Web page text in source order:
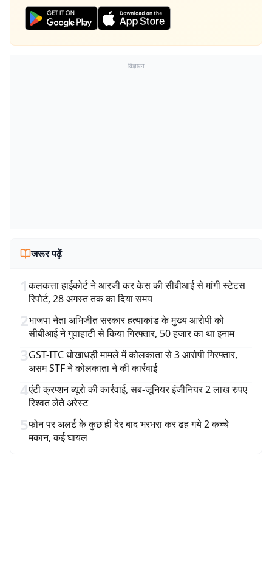
विज्ञापन
जरूर पढ़ें
1कलकत्ता हाईकोर्ट ने आरजी कर केस की सीबीआई से मांगी स्टेटस
रिपोर्ट, 28 अगस्त तक का दिया समय
2भाजपा नेता अभिजीत सरकार हत्याकांड के मुख्य आरोपी को
सीबीआई ने गुवाहाटी से किया गिरफ्तार, 50 हजार का था इनाम
3GST-ITC धोखाधड़ी मामले में कोलकाता से 3 आरोपी गिरफ्तार,
असम STF ने कोलकाता ने की कार्रवाई
4एंटी क्रप्शन ब्यूरो की कार्रवाई, सब-जूनियर इंजीनियर 2 लाख रुपए
रिश्वत लेते अरेस्ट
5फोन पर अलर्ट के कुछ ही देर बाद भरभरा कर ढह गये 2 कच्चे
मकान, कई घायल